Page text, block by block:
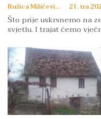
Ružica Miličević 21. tra
Što prije uskrsnemo na
svjetlu. I trajat ćemo